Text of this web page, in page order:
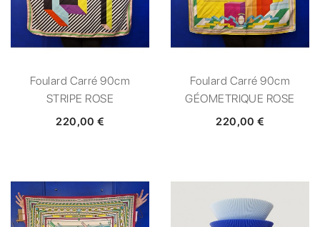
Foulard Carré 90cm
STRIPE ROSE
220,00 €
Foulard Carré 90cm
GÉOMETRIQUE ROSE
220,00 €